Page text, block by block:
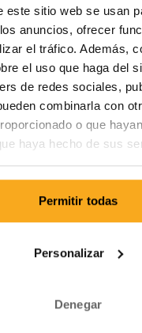
este sitio web se usan
anuncios, ofrecer
el tráfico. Además,
el uso que haga del
de redes sociales,
combinarla con
o que
haya hecho de sus
Permitir todas
Personalizar
Denegar
contraseña
Iniciar